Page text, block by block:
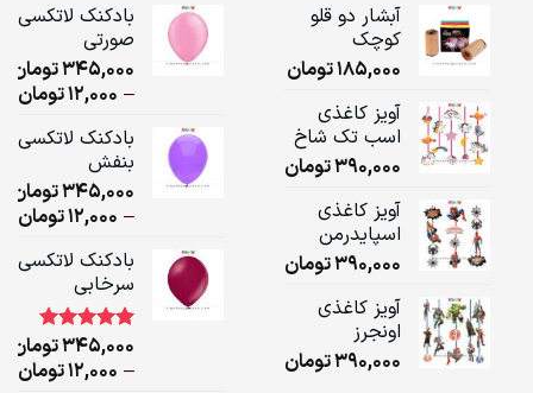
آبشار دو قلو
کوچک
185,000تومان
آویز کاغذی
اسب تک شاخ
390,000تومان
آویز کاغذی
اسپایدرمن
390,000تومان
آویز کاغذی
اونجرز
390,000تومان
بادکنک لاتکسی
صورتی
345,000تومان
–
12,000تومان
بادکنک لاتکسی
بنفش
345,000تومان
–
12,000تومان
بادکنک لاتکسی
سرخابی
امتیاز5.00
1
مشتری
345,000تومان
–
12,000تومان